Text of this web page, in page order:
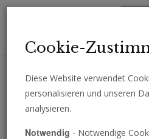
Erhalten Sie wichtige Analysen,
Cookie-
Diese Website verwendet
personalisieren und unseren
analysieren.
Notwendig - Notwendige